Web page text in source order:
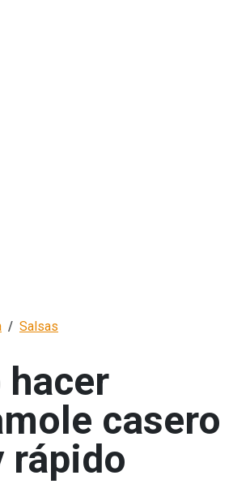
Salsas
hacer
casero
rápido